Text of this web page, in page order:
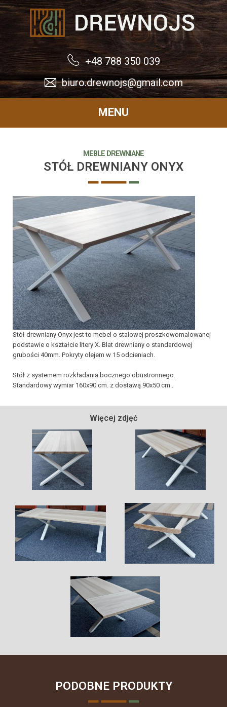
Drewnojs
+48 788 350 039
biuro.drewnojs@gmail.com
MENU
MEBLE DREWNIANE
STÓŁ DREWNIANY ONYX
Stół drewniany Onyx jest to mebel o stalowej proszkowomalowanej
podstawie o kształcie litery X. Blat drewniany o standardowej
grubości 40mm. Pokryty olejem w 15 odcieniach.
Stół z systemem rozkładania bocznego obustronnego.
Standardowy wymiar 160x90 cm. z dostawą 90x50 cm .
Więcej zdjęć
PODOBNE PRODUKTY